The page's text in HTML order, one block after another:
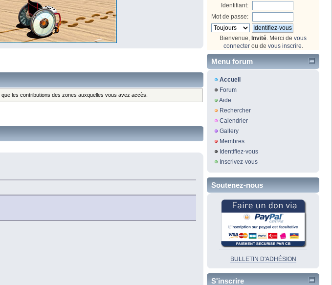
les contributions des zones auxquelles vous avez accès.
Identifiant:
Mot de passe:
Bienvenue, Invité . Merci de vous
connecterou de vous inscrire
Menu forum
Accueil
Forum
Aide
Rechercher
Calendrier
Gallery
Membres
Identifiez-vous
Inscrivez-vous
Soutenez-nous
BULLETIN D'ADHÉSION
S'inscrire